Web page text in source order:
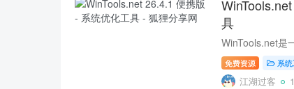
具
免费资源 系
江湖过客